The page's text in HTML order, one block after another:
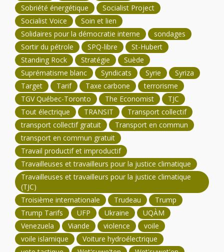
Sobriété énergétique
Socialist Project
Socialist Voice
Soin et lien
Solidaires pour la démocratie interne
sondages
Sortir du pétrole
SPQ-libre
St-Hubert
Standing Rock
Stratégie
Suède
Suprématisme blanc
Syndicats Syrie
Syriza
Target
Tarif Taxe carbone
terrorisme
TGV Québec-Toronto
The Economist
TJC
Tout électrique
TRANSIT
Transport collectif
transport collectif gratuit
Transport en commun
transport en commun gratuit
Travail productif et improductif
Travailleuses et travailleurs pour la justice climatique
Travailleuses et travailleurs pour la justice climatique
(TJC)
Troisième internationale
Trudeau
Trump
Trump Tarifs
UFP Ukraine
UQÀM
Venezuela
Viande violence
voile
voile islamique
Voiture hydroélectrique